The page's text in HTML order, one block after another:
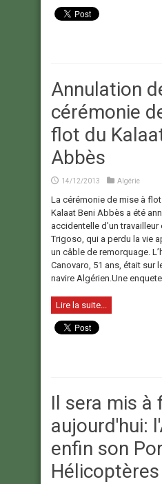
Annulation
cérémonie
flot du
Abbès
14/12/2013 Algérie
La cérémonie de mise à
Kalaat Beni Abbès a été
accidentelle d’un travailleur
Trigoso, qui a perdu la vie
un câble de remorquage.
Canovaro, 51 ans, était sur
navire Algérien.Une
Lire la suite...
Il sera mis à
aujourd'hui:
enfin son
Hélicoptères